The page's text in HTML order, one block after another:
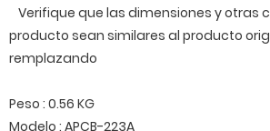
Verifique que las dimensiones y otras
producto sean similares al producto
remplazando
Peso : 0.56 KG
Modelo : APCB-223A